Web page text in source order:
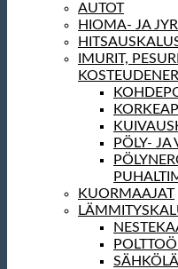
AUTOT
HIOMA- JA
IMURIT,
PÖLY- JA
KUORMAAJAT